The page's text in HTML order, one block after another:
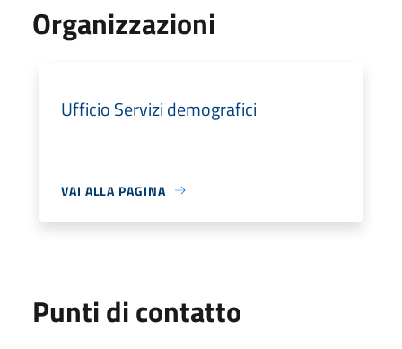
Organizzazioni
Ufficio Servizi demografici
VAI ALLA PAGINA
Punti di contatto